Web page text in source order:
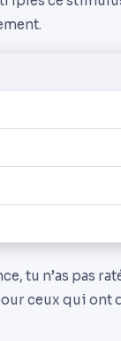
tu n’as pas
ceux qui ont